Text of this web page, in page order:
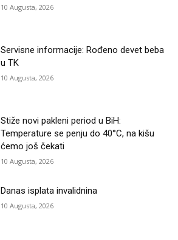
10 Augusta, 2026
Servisne informacije: Rođeno devet beba
u TK
10 Augusta, 2026
Stiže novi pakleni period u BiH:
Temperature se penju do 40°C, na kišu
ćemo još čekati
10 Augusta, 2026
Danas isplata invalidnina
10 Augusta, 2026